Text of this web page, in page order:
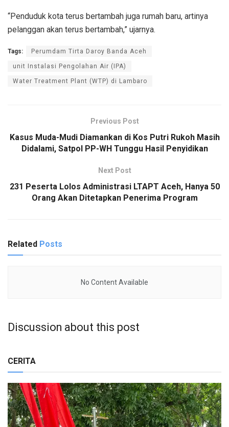
“Penduduk kota terus bertambah juga rumah baru, artinya
pelanggan akan terus bertambah,” ujarnya.
Tags: Perumdam Tirta Daroy Banda Aceh
unit Instalasi Pengolahan Air (IPA)
Water Treatment Plant (WTP) di Lambaro
Previous Post
Kasus Muda-Mudi Diamankan di Kos Putri Rukoh Masih
Didalami, Satpol PP-WH Tunggu Hasil Penyidikan
Next Post
231 Peserta Lolos Administrasi LTAPT Aceh, Hanya 50
Orang Akan Ditetapkan Penerima Program
Related Posts
No Content Available
Discussion about this post
CERITA